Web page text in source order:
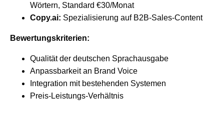
Wörtern, Standard €30/Monat
Copy.ai: Spezialisierung auf B2B-Sales-Content
Bewertungskriterien:
Qualität der deutschen Sprachausgabe
Anpassbarkeit an Brand Voice
Integration mit bestehenden Systemen
Preis-Leistungs-Verhältnis